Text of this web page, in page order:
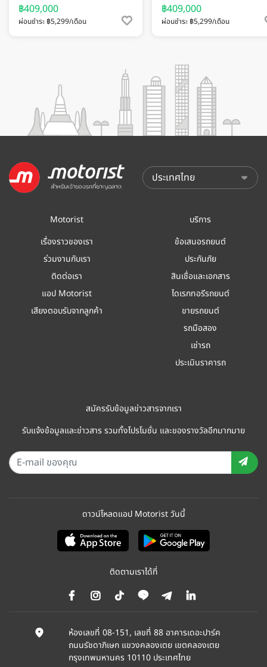
฿409,000
ผ่อนชำระ ฿5,299/เดือน
฿409,000
ผ่อนชำระ ฿5,299/เดือน
Motorist
เรื่องราวของเรา
ร่วมงานกับเรา
ติดต่อเรา
แอป Motorist
เสียงตอบรับจากลูกค้า
บริการ
ข้อเสนอรถยนต์
ประกันภัย
สินเชื่อและเอกสาร
ไดเรกทอรีรถยนต์
ขายรถยนต์
รถมือสอง
เช่ารถ
ประเมินราคารถ
สมัครรับข้อมูลข่าวสารจากเรา
รับแจ้งข้อมูลและข่าวสาร รวมทั้งโปรโมชั่น และของรางวัลอีกมากมาย
ดาวน์โหลดแอป Motorist วันนี้
ติดตามเราได้ที่
ห้องเลขที่ 08-151, เลขที่ 88 อาคารเดอะปาร์ค
ถนนรัชดาภิเษก แขวงคลองเตย เขตคลองเตย
กรุงเทพมหานคร 10110 ประเทศไทย